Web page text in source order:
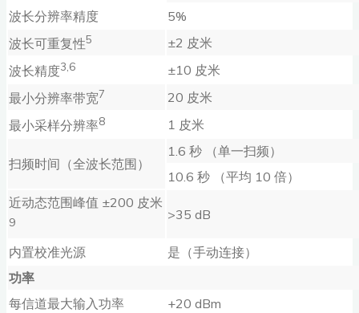
波长分辨率精度
5%
波长可重复性5
±2 皮米
波长精度3,6
±10 皮米
最小分辨率带宽7
20 皮米
最小采样分辨率8 1 皮米
扫频时间（全波长范围）
1.6 秒 （单一扫频）
10.6 秒 （平均 10 倍）
近动态范围峰值 ±200 皮米
9 >35 dB
内置校准光源
是（手动连接）
功率
每信道最大输入功率
+20 dBm